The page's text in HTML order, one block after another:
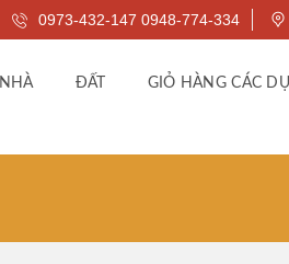
0973-432-147 0948-774-334
NHÀ ĐẤT GIỎ HÀNG CÁC